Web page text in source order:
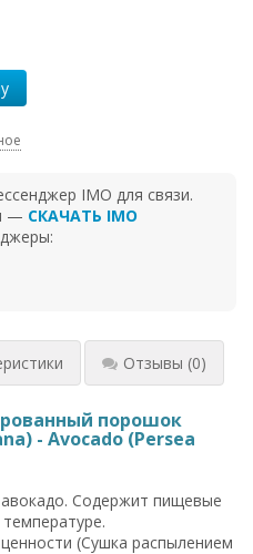
IMO для связи.
— СКАЧАТЬ IMO
Отзывы (0)
порошок
- Avocado (Persea
Содержит пищевые
(Сушка распылением